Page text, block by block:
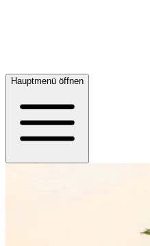
Hauptmenü öffnen